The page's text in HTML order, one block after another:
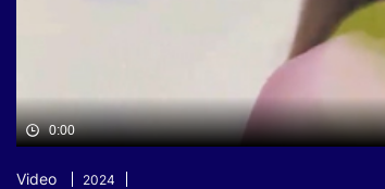
0:00
Video 2024